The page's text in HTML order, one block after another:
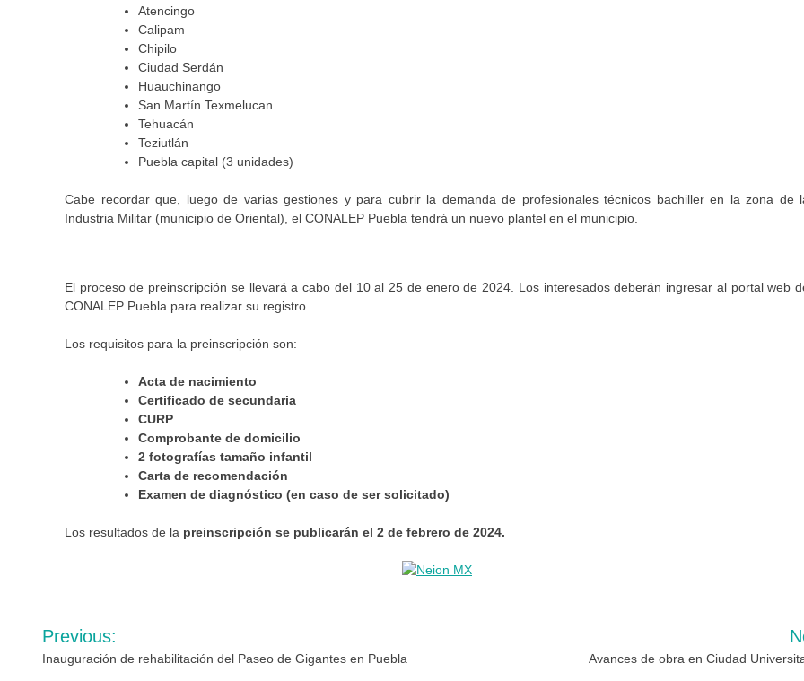
Atencingo
Calipam
Chipilo
Ciudad Serdán
Huauchinango
San Martín Texmelucan
Tehuacán
Teziutlán
Puebla capital (3 unidades)
Cabe recordar que, luego de varias gestiones y para cubrir la demanda de profesionales técnicos bachiller en la zona de
Industria Militar (municipio de Oriental), el CONALEP Puebla tendrá un nuevo plantel en el municipio.
El proceso de preinscripción se llevará a cabo del 10 al 25 de enero de 2024. Los interesados deberán ingresar al portal web
CONALEP Puebla para realizar su registro.
Los requisitos para la preinscripción son:
Acta de nacimiento
Certificado de secundaria
CURP
Comprobante de domicilio
2 fotografías tamaño infantil
Carta de recomendación
Examen de diagnóstico (en caso de ser solicitado)
Los resultados de la preinscripción se publicarán el 2 de febrero de 2024.
Navegación
de
Previous:
Inauguración de rehabilitación del Paseo de Gigantes en Puebla Avances de obra en Ciudad